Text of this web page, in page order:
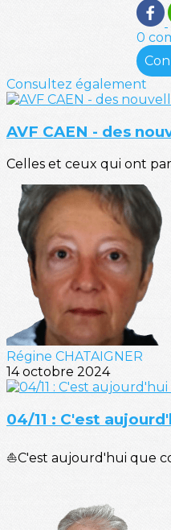
0
Consultez également
AVF CAEN - des
Celles et ceux qui ont
Régine CHATAIGNER
14 octobre 2024
04/11 : C'est
⛵C'est aujourd'hui que